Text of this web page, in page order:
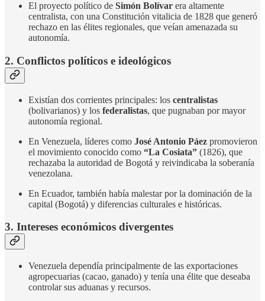
El proyecto político de Simón Bolívar era altamente
centralista, con una Constitución vitalicia de 1828 que generó
rechazo en las élites regionales, que veían amenazada su
autonomía.
2. Conflictos políticos e ideológicos
Existían dos corrientes principales: los centralistas
(bolivarianos) y los federalistas, que pugnaban por mayor
autonomía regional.
En Venezuela, líderes como José Antonio Páez promovieron
el movimiento conocido como “La Cosiata” (1826), que
rechazaba la autoridad de Bogotá y reivindicaba la soberanía
venezolana.
En Ecuador, también había malestar por la dominación de la
capital (Bogotá) y diferencias culturales e históricas.
3. Intereses económicos divergentes
Venezuela dependía principalmente de las exportaciones
agropecuarias (cacao, ganado) y tenía una élite que deseaba
controlar sus aduanas y recursos.